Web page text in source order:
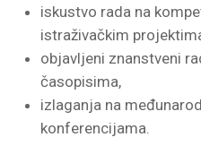
iskustvo rada na
istraživačkim
objavljeni znanstveni
časopisima,
izlaganja na
konferencijama.